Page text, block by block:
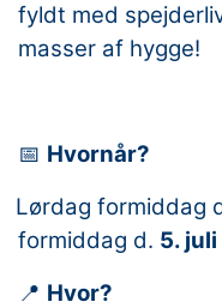
fyldt med
masser af hygge!
📅 Hvornår?
Lørdag formiddag
formiddag d. 5.
📍 Hvor?